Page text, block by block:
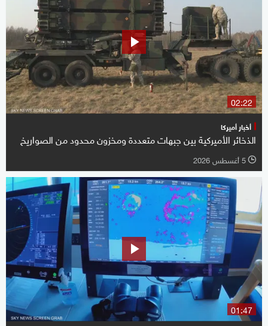
02:22
أخبار أميركا
الذخائر الأميركية بين جبهات متعددة ومخزون محدود من الصواريخ
l 5 أغسطس 2026
01:47